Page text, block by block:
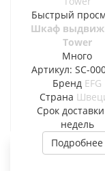
Быстрый
Шкаф
Tower
Много
Артикул: SC-
Бренд EFG
Страна
Cрок доставки
недель
Подробнее